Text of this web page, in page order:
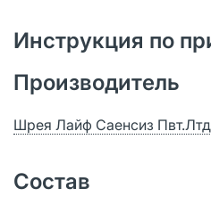
Инструкция по
Производитель
Шрея Лайф Саенсиз
Состав